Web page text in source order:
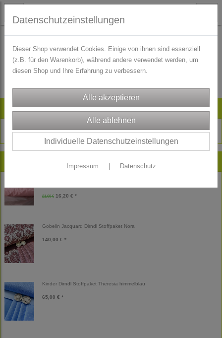
Artikelsuche
Neu im Shop
21,60 € 16,20 € *
Gobelin Jacquard Dirndl Stoffpaket Nora
140,00 € *
Kinder Dirndl Stoffpaket Theresia himmelblau
65,00 € *
Es wurden leider keine Produkte gefunden.
Datenschutzeinstellungen
Dieser Shop verwendet Cookies. Einige von ihnen sind essenziell
(z.B. für den Warenkorb), während andere verwendet werden, um
diesen Shop und Ihre Erfahrung zu verbessern.
Individuelle Datenschutzeinstellungen
Impressum Datenschutz